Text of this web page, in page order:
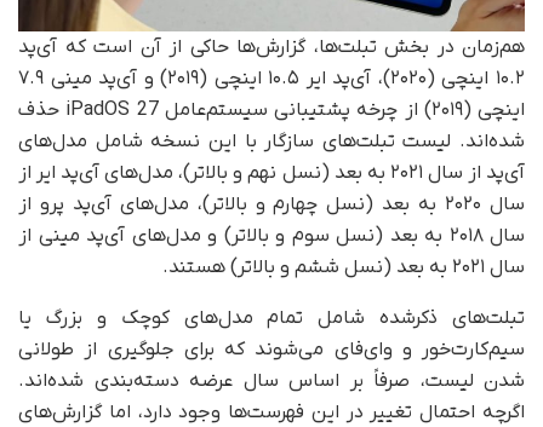
هم‌زمان در بخش تبلت‌ها، گزارش‌ها حاکی از آن است که آی‌پد
۱۰.۲ اینچی (۲۰۲۰)، آی‌پد ایر ۱۰.۵ اینچی (۲۰۱۹) و آی‌پد مینی ۷.۹
اینچی (۲۰۱۹) از چرخه پشتیبانی سیستم‌عامل iPadOS 27 حذف
شده‌اند. لیست تبلت‌های سازگار با این نسخه شامل مدل‌های
آی‌پد از سال ۲۰۲۱ به بعد (نسل نهم و بالاتر)، مدل‌های آی‌پد ایر از
سال ۲۰۲۰ به بعد (نسل چهارم و بالاتر)، مدل‌های آی‌پد پرو از
سال ۲۰۱۸ به بعد (نسل سوم و بالاتر) و مدل‌های آی‌پد مینی از
سال ۲۰۲۱ به بعد (نسل ششم و بالاتر) هستند.
تبلت‌های ذکرشده شامل تمام مدل‌های کوچک و بزرگ یا
سیم‌کارت‌خور و وای‌فای می‌شوند که برای جلوگیری از طولانی
شدن لیست، صرفاً بر اساس سال عرضه دسته‌بندی شده‌اند.
اگرچه احتمال تغییر در این فهرست‌ها وجود دارد، اما گزارش‌های